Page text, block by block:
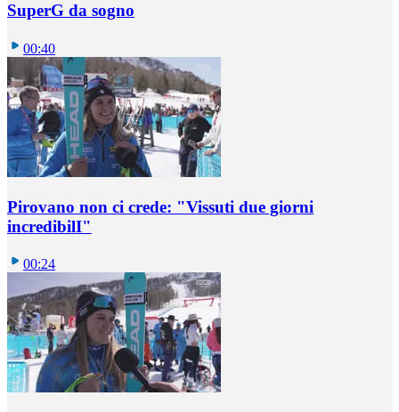
SuperG da sogno
00:40
Pirovano non ci crede: "Vissuti due giorni
incredibilI"
00:24